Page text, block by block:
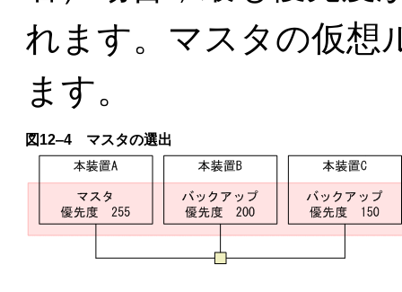
れます。マスタの仮想
ます。
図12‒4 マスタの選出